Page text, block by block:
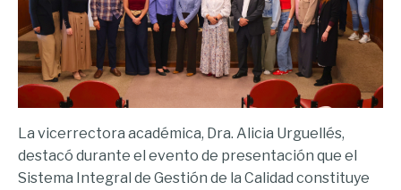
La vicerrectora académica, Dra. Alicia Urguellés,
destacó durante el evento de presentación que el
Sistema Integral de Gestión de la Calidad constituye